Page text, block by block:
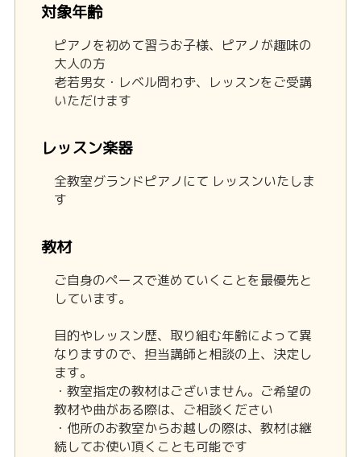
対象年齢
ピアノを初めて習うお子様、ピアノが趣味の
大人の方
老若男女・レベル問わず、レッスンをご受講
いただけます
レッスン楽器
全教室グランドピアノにて レッスンいたしま
す
教材
ご自身のペースで進めていくことを最優先と
しています。
目的やレッスン歴、取り組む年齢によって異
なりますので、担当講師と相談の上、決定し
ます。
・教室指定の教材はございません。ご希望の
教材や曲がある際は、ご相談ください
・他所のお教室からお越しの際は、教材は継
続してお使い頂くことも可能です